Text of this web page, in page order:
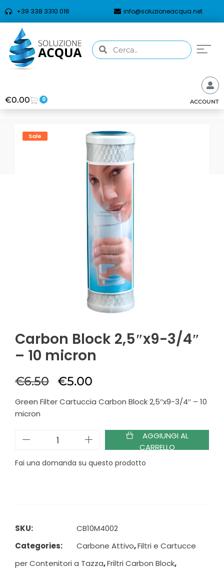
+39 338 3310 016 info@soluzioneacqua.net
€0.00 0 ACCOUNT
Sale
Carbon Block 2,5″x9-3/4″
– 10 micron
€6.50 €5.00
Green Filter Cartuccia Carbon Block 2,5″x9-3/4″ – 10
micron
AGGIUNGI AL
CARRELLO
Fai una domanda su questo prodotto
SKU:
CB10M4002
Categories:
Carbone Attivo,Filtri e Cartucce
per Contenitori a Tazza,Friltri Carbon Block,